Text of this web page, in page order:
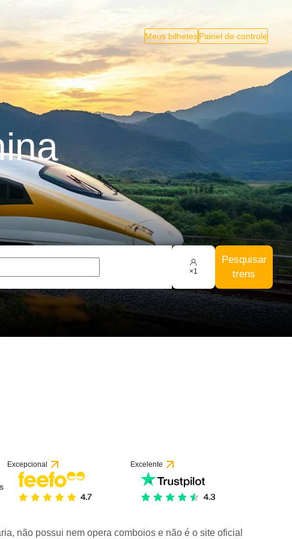
Meus bilhetesPainel de controle
×1
Pesquisar
trens
Excepcional Excelente
não possui nem opera comboios e não é o site oficial